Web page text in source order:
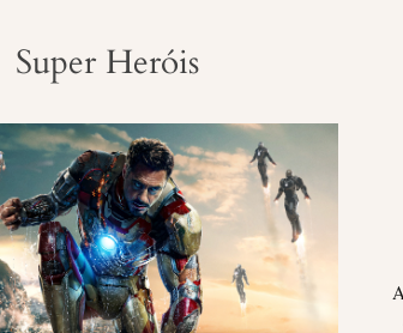
Super Heróis